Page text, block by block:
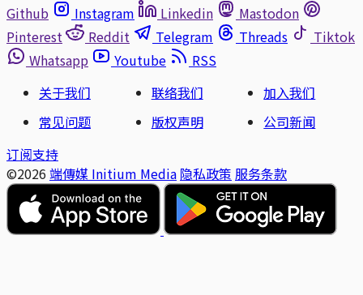
Github
Instagram Linkedin
Mastodon
Pinterest
Reddit Telegram Threads
Tiktok
Whatsapp
Youtube
RSS
关于我们
联络我们
加入我们
常见问题
版权声明
公司新闻
订阅支持
©2026 端傳媒 Initium Media 隐私政策 服务条款